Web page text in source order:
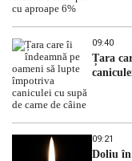
09:40
Țara
09:21
Doliu